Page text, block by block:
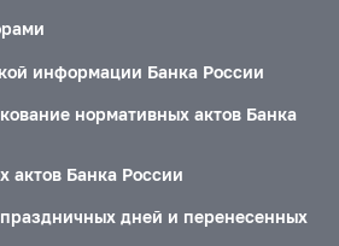
информации Банка России
нормативных актов Банка
актов Банка России
дней и перенесенных